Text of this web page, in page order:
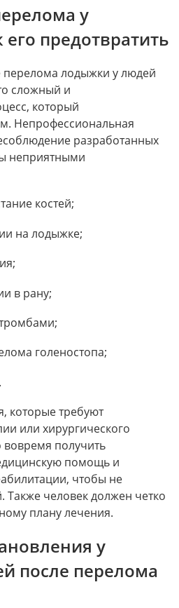
у
предотвратить
перелома лодыжки у людей
сложный и
который
Непрофессиональная
разработанных
неприятными
костей;
на лодыжке;
в рану;
голеностопа;
которые требуют
или хирургического
получить
помощь и
чтобы не
Также человек должен четко
плану лечения.
у
после перелома